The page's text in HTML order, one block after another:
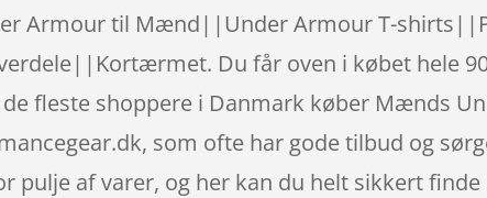
Armour til Mænd||Under Armour T-
Du får oven i købet hele
fleste shoppere i Danmark køber Mænds
som ofte har gode tilbud og
pulje af varer, og her kan du helt sikkert